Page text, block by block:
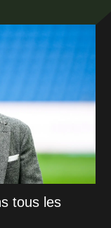
tous les